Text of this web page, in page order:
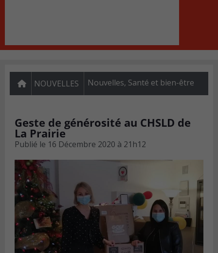
NOUVELLES Nouvelles, Santé et bien-être
Geste de générosité au CHSLD de
La Prairie
Publié le 16 Décembre 2020 à 21h12